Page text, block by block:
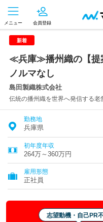
メニュー 会員登録
新着
≪兵庫≫播州織の【提
ノルマなし
島田製織株式会社
伝統の播州織を世界へ発信する老
勤務地
兵庫県
初年度年収
264万～360万円
雇用形態
正社員
志望動機・自己PR